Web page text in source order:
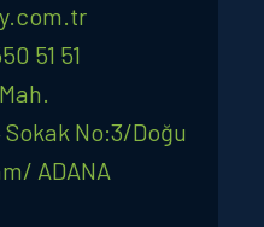
51 51
No:3/Doğu
ADANA